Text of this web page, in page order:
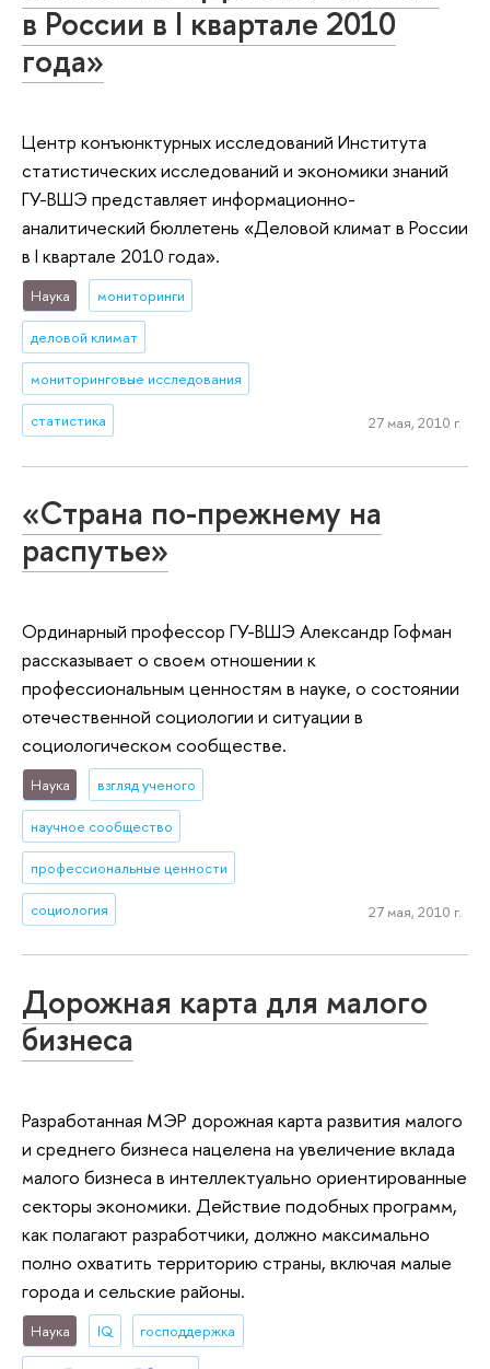
в России в I квартале 2010
года»
Центр конъюнктурных исследований Института
статистических исследований и экономики знаний
ГУ-ВШЭ представляет информационно-
аналитический бюллетень «Деловой климат в России
в I квартале 2010 года».
Наука мониторинги
деловой климат
мониторинговые исследования
статистика 27 мая, 2010 г.
«Страна по-прежнему на
распутье»
Ординарный профессор ГУ-ВШЭ Александр Гофман
рассказывает о своем отношении к
профессиональным ценностям в науке, о состоянии
отечественной социологии и ситуации в
социологическом сообществе.
Наука взгляд ученого
научное сообщество
профессиональные ценности
социология 27 мая, 2010 г.
Дорожная карта для малого
бизнеса
Разработанная МЭР дорожная карта развития малого
и среднего бизнеса нацелена на увеличение вклада
малого бизнеса в интеллектуально ориентированные
секторы экономики. Действие подобных программ,
как полагают разработчики, должно максимально
полно охватить территорию страны, включая малые
города и сельские районы.
Наука IQ господдержка